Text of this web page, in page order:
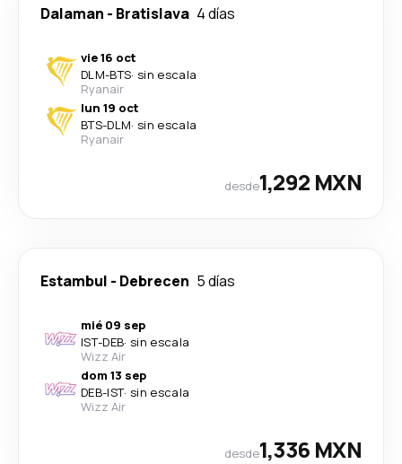
Dalaman - Bratislava 4 días
vie 16 oct
DLM-BTS· sin escala
Ryanair
lun 19 oct
BTS-DLM· sin escala
Ryanair
desde1,292 MXN
Estambul - Debrecen 5 días
mié 09 sep
IST-DEB· sin escala
Wizz Air
dom 13 sep
DEB-IST· sin escala
Wizz Air
desde1,336 MXN